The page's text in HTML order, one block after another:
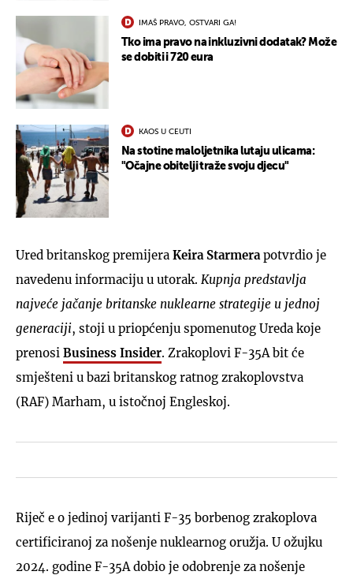
IMAŠ PRAVO, OSTVARI GA!
Tko ima pravo na inkluzivni dodatak? Može
se dobiti i 720 eura
KAOS U CEUTI
Na stotine maloljetnika lutaju ulicama:
"Očajne obitelji traže svoju djecu"
Ured britanskog premijera Keira Starmera potvrdio je
navedenu informaciju u utorak. Kupnja predstavlja
najveće jačanje britanske nuklearne strategije u jednoj
generaciji, stoji u priopćenju spomenutog Ureda koje
prenosi Business Insider. Zrakoplovi F-35A bit će
smješteni u bazi britanskog ratnog zrakoplovstva
(RAF) Marham, u istočnoj Engleskoj.
Riječ e o jedinoj varijanti F-35 borbenog zrakoplova
certificiranoj za nošenje nuklearnog oružja. U ožujku
2024. godine F-35A dobio je odobrenje za nošenje